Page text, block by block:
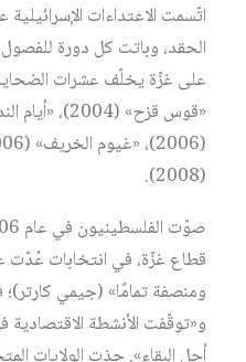
اتّسمت الاعتداءات
الحقد، وباتت كل دورة
على غزّة يخلّف عشرات الضحايا
(2008).
قطاع غزّة، في انتخابات عُدّت
ومنصفة تمامًا» (جيمي
و«توقّفت الأنشطة